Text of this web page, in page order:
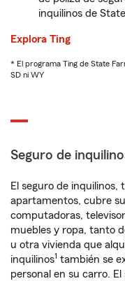
inquilinos de
Explora Ting
* El programa Ting de State
SD ni WY
Seguro de
El seguro de
apartamentos, cubre
computadoras,
muebles y ropa, tanto
u otra vivienda que
inquilinos1 también se
personal en su carro.